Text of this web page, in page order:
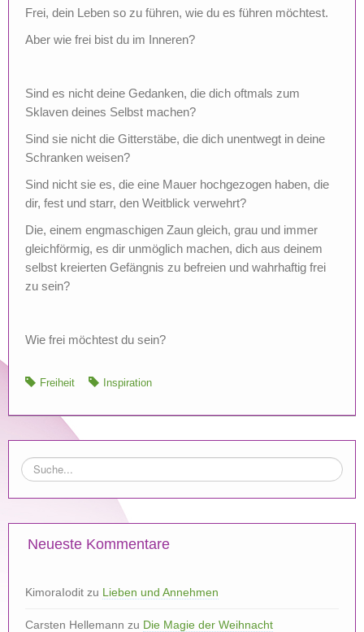
Frei, dein Leben so zu führen, wie du es führen möchtest.
Aber wie frei bist du im Inneren?
Sind es nicht deine Gedanken, die dich oftmals zum
Sklaven deines Selbst machen?
Sind sie nicht die Gitterstäbe, die dich unentwegt in deine
Schranken weisen?
Sind nicht sie es, die eine Mauer hochgezogen haben, die
dir, fest und starr, den Weitblick verwehrt?
Die, einem engmaschigen Zaun gleich, grau und immer
gleichförmig, es dir unmöglich machen, dich aus deinem
selbst kreierten Gefängnis zu befreien und wahrhaftig frei
zu sein?
Wie frei möchtest du sein?
Freiheit Inspiration
Neueste Kommentare
KimoraIodit zu Lieben und Annehmen
Carsten Hellemann zu Die Magie der Weihnacht